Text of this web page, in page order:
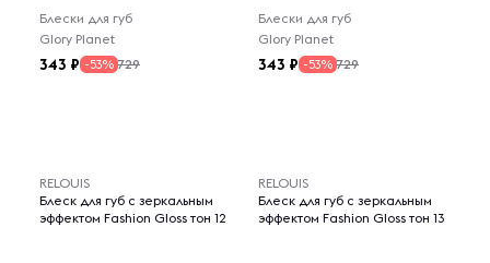
Блески для губ
Glory Planet
343 -53% 729
Блески для губ
Glory Planet
343 -53% 729
RELOUIS
Блеск для губ с зеркальным
эффектом Fashion Gloss тон 12
RELOUIS
Блеск для губ с зеркальным
эффектом Fashion Gloss тон 13